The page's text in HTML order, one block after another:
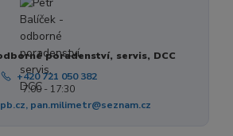
poradenství, servis, DCC
+420 721 050 382
7:00 - 17:30
pan.milimetr@seznam.cz